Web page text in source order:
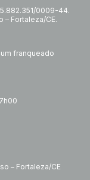
0009-44.
– Fortaleza/CE.
franqueado
– Fortaleza/CE